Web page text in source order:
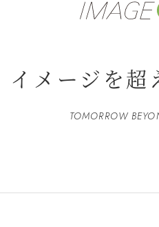
イメージを超
TOMORROW